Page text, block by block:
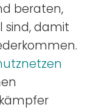
beraten,
sind, damit